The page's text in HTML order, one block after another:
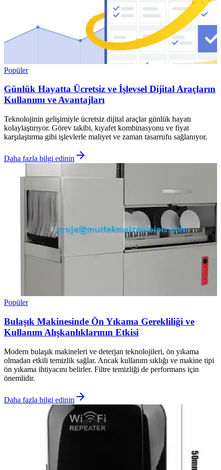
Popüler
Günlük Hayatta Ücretsiz ve İşlevsel Dijital Araçların
Kullanımı ve Avantajları
Teknolojinin gelişimiyle ücretsiz dijital araçlar günlük hayatı
kolaylaştırıyor. Görev takibi, kıyafet kombinasyonu ve fiyat
karşılaştırma gibi işlevlerle maliyet ve zaman tasarrufu sağlanıyor.
Daha fazla bilgi edinin
Popüler
Bulaşık Makinesinde Ön Yıkama Gerekliliği ve
Kullanım Alışkanlıklarının Etkisi
Modern bulaşık makineleri ve deterjan teknolojileri, ön yıkama
olmadan etkili temizlik sağlar. Ancak kullanım sıklığı ve makine tipi
ön yıkama ihtiyacını belirler. Filtre temizliği de performans için
önemlidir.
Daha fazla bilgi edinin